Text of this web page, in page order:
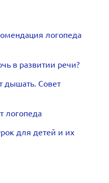
логопеда
в развитии речи?
дышать. Совет
логопеда
для детей и их